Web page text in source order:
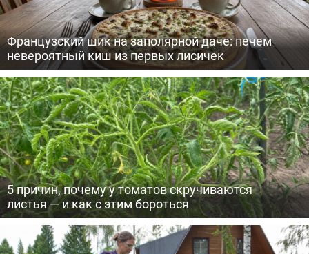
Французский шик на заполярной даче: печем
невероятный киш из первых лисичек
5 причин, почему у томатов скручиваются
листья — и как с этим бороться